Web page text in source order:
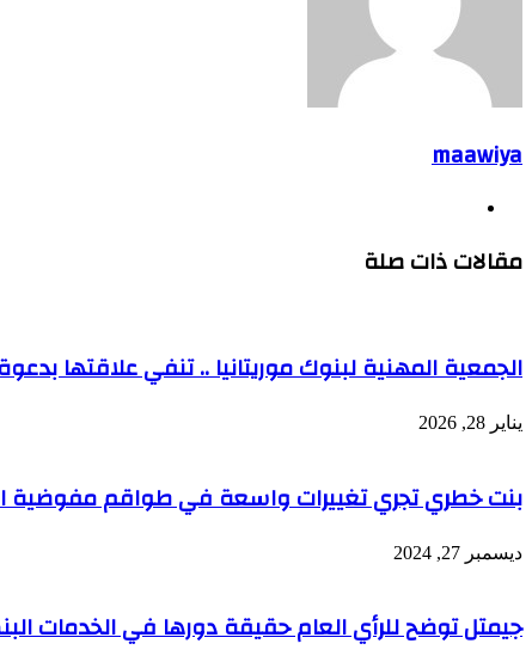
maawiya
مقالات ذات صلة
الجمعية المهنية لبنوك موريتانيا .. تنفي علاقتها
يناير 28, 2026
بنت خطري تجري تغييرات واسعة في طواقم مفوضية
ديسمبر 27, 2024
جيمتل توضح للرأي العام حقيقة دورها في الخدمات